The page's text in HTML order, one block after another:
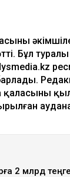
Бұл
қаласының
2 млрд